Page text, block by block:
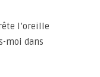
l’oreille
moi dans